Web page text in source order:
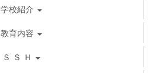
学校紹介
教育内容
Ｓ Ｓ Ｈ